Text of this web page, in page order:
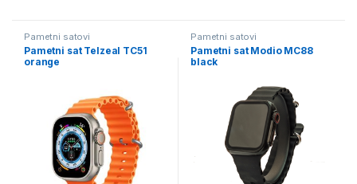
Pametni satovi
Pametni sat Telzeal TC51
orange
Pametni satovi
Pametni sat Modio MC88
black